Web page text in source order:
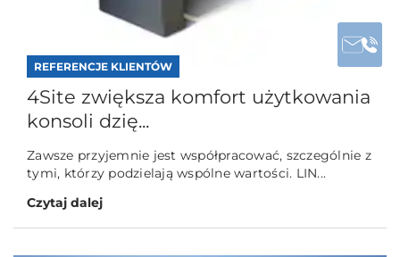
REFERENCJE KLIENTÓW
4Site zwiększa komfort użytkowania
konsoli dzię...
Zawsze przyjemnie jest współpracować, szczególnie z
tymi, którzy podzielają wspólne wartości. LIN...
Czytaj dalej